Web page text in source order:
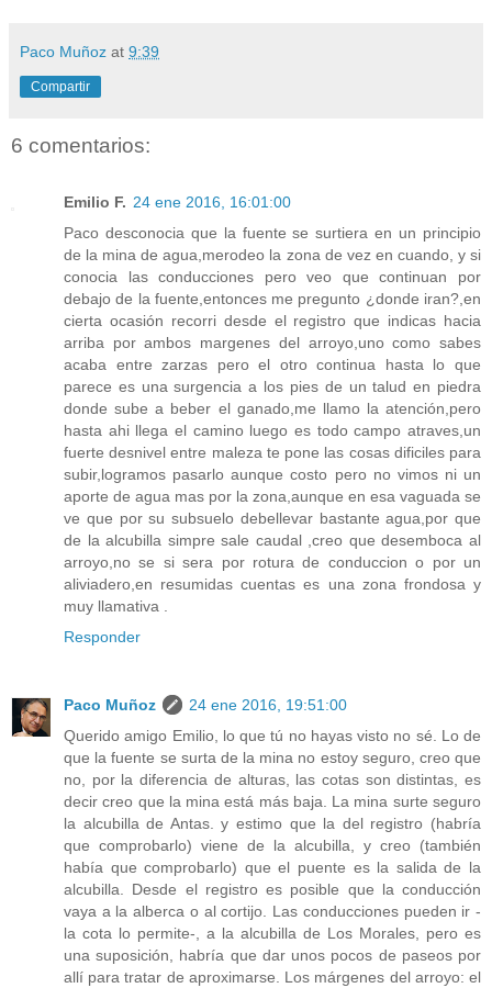
Paco Muñoz at 9:39
Compartir
6 comentarios:
Emilio F. 24 ene 2016, 16:01:00
Paco desconocia que la fuente se surtiera en un principio
de la mina de agua,merodeo la zona de vez en cuando, y si
conocia las conducciones pero veo que continuan por
debajo de la fuente,entonces me pregunto ¿donde iran?,en
cierta ocasión recorri desde el registro que indicas hacia
arriba por ambos margenes del arroyo,uno como sabes
acaba entre zarzas pero el otro continua hasta lo que
parece es una surgencia a los pies de un talud en piedra
donde sube a beber el ganado,me llamo la atención,pero
hasta ahi llega el camino luego es todo campo atraves,un
fuerte desnivel entre maleza te pone las cosas dificiles para
subir,logramos pasarlo aunque costo pero no vimos ni un
aporte de agua mas por la zona,aunque en esa vaguada se
ve que por su subsuelo debellevar bastante agua,por que
de la alcubilla simpre sale caudal ,creo que desemboca al
arroyo,no se si sera por rotura de conduccion o por un
aliviadero,en resumidas cuentas es una zona frondosa y
muy llamativa .
Responder
Paco Muñoz
24 ene 2016, 19:51:00
Querido amigo Emilio, lo que tú no hayas visto no sé. Lo de
que la fuente se surta de la mina no estoy seguro, creo que
no, por la diferencia de alturas, las cotas son distintas, es
decir creo que la mina está más baja. La mina surte seguro
la alcubilla de Antas. y estimo que la del registro (habría
que comprobarlo) viene de la alcubilla, y creo (también
había que comprobarlo) que el puente es la salida de la
alcubilla. Desde el registro es posible que la conducción
vaya a la alberca o al cortijo. Las conducciones pueden ir -
la cota lo permite-, a la alcubilla de Los Morales, pero es
una suposición, habría que dar unos pocos de paseos por
allí para tratar de aproximarse. Los márgenes del arroyo: el